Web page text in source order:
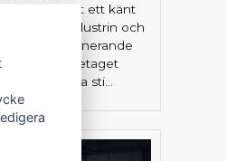
länge varit ett känt
och
en imponerande
sedan företaget
Med sina sti...